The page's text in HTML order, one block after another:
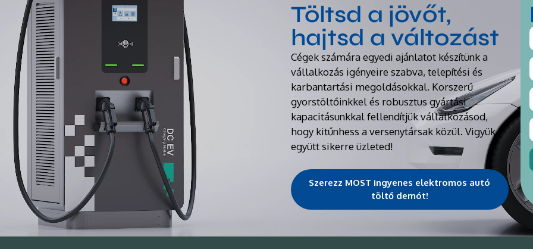
Töltsd a jövőt,
hajtsd a változást
Cégek számára egyedi ajánlatot készítünk a
vállalkozás igényeire szabva, telepítési és
karbantartási megoldásokkal. Korszerű
gyorstöltőinkkel és robusztus gyártási
kapacitásunkkal fellendítjük vállalkozásod,
hogy kitűnhess a versenytársak közül. Vigyük
együtt sikerre üzleted!
Szerezz MOST ingyenes elektromos autó
töltő demót!